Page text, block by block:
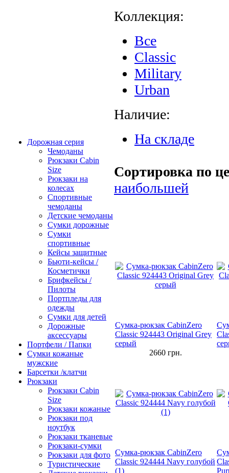
Дорожная серия
Чемоданы
Рюкзаки Сabin
Size
Рюкзаки на
колесах
Спортивные
чемоданы
Детские чемоданы
Сумки дорожные
Сумки
спортивные
Кейсы защитные
Бьюти-кейсы /
Косметички
Брифкейсы /
Пилоты
Портпледы для
одежды
Сумки для детей
Дорожные
аксессуары
Портфели / Папки
Сумки кожаные
мужские
Барсетки /клатчи
Рюкзаки
Рюкзаки Сabin
Size
Рюкзаки кожаные
Рюкзаки под
ноутбук
Рюкзаки тканевые
Рюкзаки-сумки
Рюкзаки для фото
Туристические
Коллекция:
Все
Classic
Military
Urban
Наличие:
На складе
Сортировка по
наибольшей
Сумка-рюкзак CabinZero
Classic 924443 Original Grey
серый
2660грн.
Сумка-рюкзак CabinZero
Classic 924444 Navy голубой
(1)